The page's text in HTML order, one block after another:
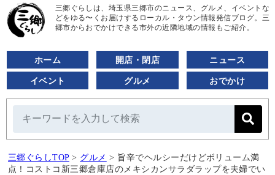
三郷ぐらしは、埼玉県三郷市のニュース、グルメ、イベントな
どをゆる〜くお届けするローカル・タウン情報発信ブログ。三
郷市からおでかけできる市外の近隣地域の情報もご紹介。
ホーム 開店・閉店 ニュース
イベント グルメ おでかけ
三郷ぐらしTOP > グルメ > 旨辛でヘルシーだけどボリューム満
点！コストコ新三郷倉庫店のメキシカンサラダラップを夫婦でい